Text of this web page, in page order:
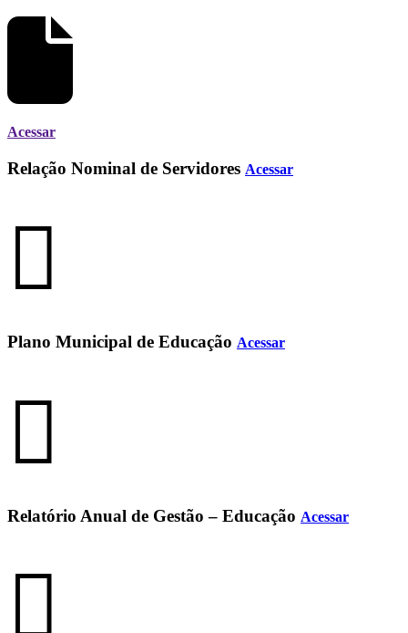
Acessar
Relação Nominal de Servidores Acessar
Plano Municipal de Educação Acessar
Relatório Anual de Gestão – Educação Acessar